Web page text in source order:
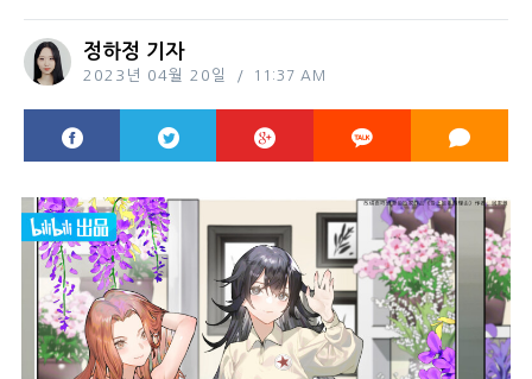
정하정 기자
2023년 04월 20일 11:37 AM